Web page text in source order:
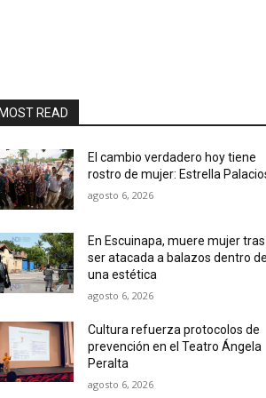
READ
El cambio verdadero hoy tiene
rostro de mujer: Estrella
agosto 6, 2026
En Escuinapa, muere mujer tras
ser atacada a balazos dentro de
una estética
agosto 6, 2026
Cultura refuerza protocolos de
prevención en el Teatro Ángela
Peralta
agosto 6, 2026